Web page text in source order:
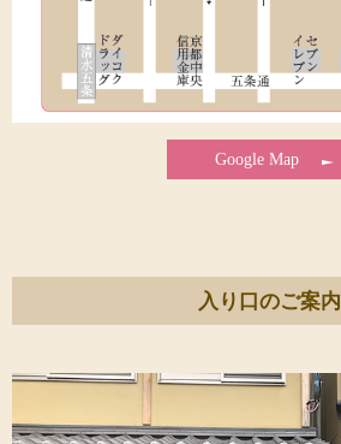
Google Map
入り口のご案内